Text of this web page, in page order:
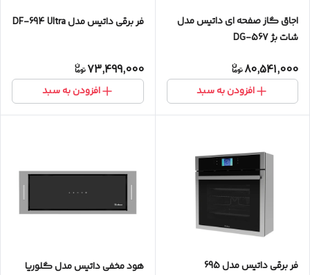
اجاق گاز صفحه ای داتیس مدل
شات بژ DG-567
80,541,000
افزودن به سبد
فر برقی داتیس مدل DF-694 Ultra
73,499,000
افزودن به سبد
فر برقی داتیس مدل 695 هود مخفی داتیس مدل گلوریا